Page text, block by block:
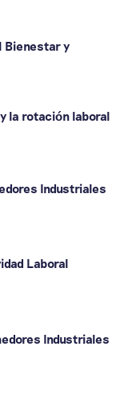
Bienestar y
la rotación laboral
Industriales
Laboral
Industriales